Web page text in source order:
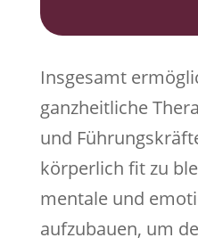
Insgesamt
ganzheitliche
und
körperlich fit zu
mentale und
aufzubauen, um